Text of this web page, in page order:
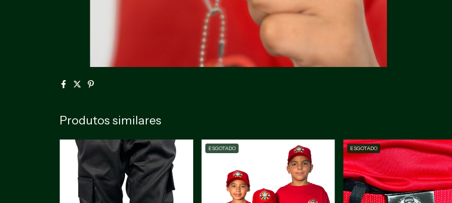
Produtos similares
ESGOTADO ESGOTADO